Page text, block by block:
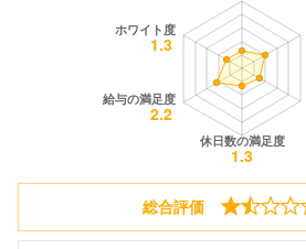
総合評価